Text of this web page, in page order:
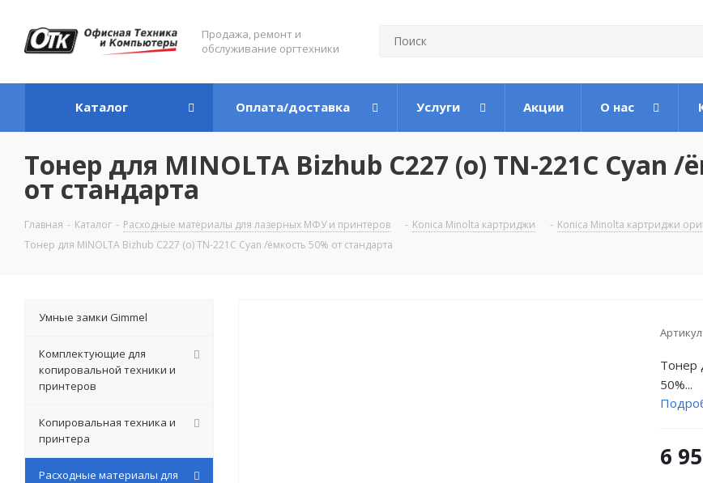
Продажа, ремонт и
обслуживание оргтехники
Каталог Оплата/доставка Услуги Акции О нас
Тонер для MINOLTA Bizhub C227 (o) TN-221C Cyan /
от стандарта
Главная - Каталог - Расходные материалы для лазерных МФУ и принтеров - Konica Minolta картриджи - Konica Minolta картриджи
Тонер для MINOLTA Bizhub C227 (o) TN-221C Cyan /ёмкость 50% от стандарта
Артикул:
Тонер
50%...
6
Умные замки Gimmel
Комплектующие для
копировальной техники и
принтеров
Копировальная техника и
принтера
Расходные материалы для